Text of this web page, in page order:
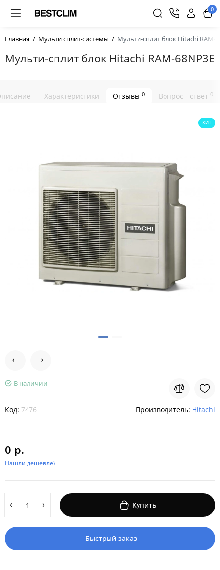
0
Главная Мульти сплит-системы Мульти-сплит блок Hitachi RAM-
Мульти-сплит блок Hitachi RAM-68NP3E
Характеристики Отзывы 0 Вопрос - ответ 0
ХИТ
В наличии
Код: 7476 Производитель: Hitachi
0 р.
Нашли дешевле?
Купить
Быстрый заказ